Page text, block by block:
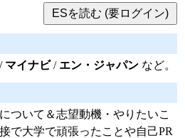
マイナビ/ エン・ジャパン など。
ついて＆志望動機・やりたいこ
で大学で頑張ったことや自己PR